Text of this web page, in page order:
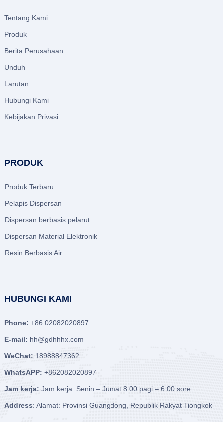
Tentang Kami
Produk
Berita Perusahaan
Unduh
Larutan
Hubungi Kami
Kebijakan Privasi
PRODUK
Produk Terbaru
Pelapis Dispersan
Dispersan berbasis pelarut
Dispersan Material Elektronik
Resin Berbasis Air
HUBUNGI KAMI
Phone: +86 02082020897
E-mail: hh@gdhhhx.com
WeChat: 18988847362
WhatsAPP: +862082020897
Jam kerja: Jam kerja: Senin – Jumat 8.00 pagi – 6.00 sore
Address: Alamat: Provinsi Guangdong, Republik Rakyat Tiongkok